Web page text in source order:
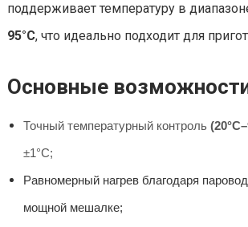
поддерживает температуру в
95°С, что идеально подходит для
Основные
Точный температурный контроль
±1°С;
Равномерный нагрев благодаря
мощной мешалке;